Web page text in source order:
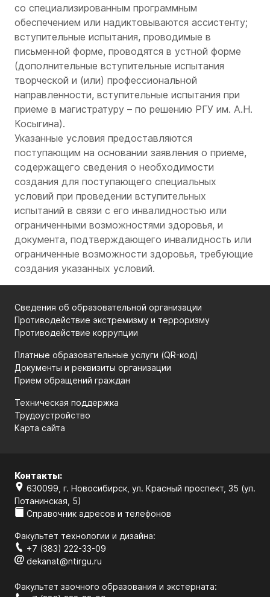
со специализированным программным
обеспечением или надиктовываются ассистенту;
вступительные испытания, проводимые в
письменной форме, проводятся в устной форме
(дополнительные вступительные испытания
творческой и (или) профессиональной
направленности, вступительные испытания при
приеме в магистратуру – по решению РГУ им. А.Н.
Косыгина).
Указанные условия предоставляются
поступающим на основании заявления о приеме,
содержащего сведения о необходимости
создания для поступающего специальных
условий при проведении вступительных
испытаний в связи с его инвалидностью или
ограниченными возможностями здоровья, и
документа, подтверждающего инвалидность или
ограниченные возможности здоровья, требующие
создания указанных условий.
Сведения об образовательной организации
Противодействие экстремизму и терроризму
Противодействие коррупции
Платные образовательные услуги (QR-код)
Документы и реквизиты организации
Прием обращений граждан
Техническая поддержка
Трудоустройство
Карта сайта
Контакты:
630099, г. Новосибирск, ул. Красный проспект, 35 (ул.
Потанинская, 5)
Справочник адресов и телефонов
Факультет технологии и дизайна:
+7 (383) 222-33-09
dekanat@ntirgu.ru
Факультет заочного образования и экстерната: